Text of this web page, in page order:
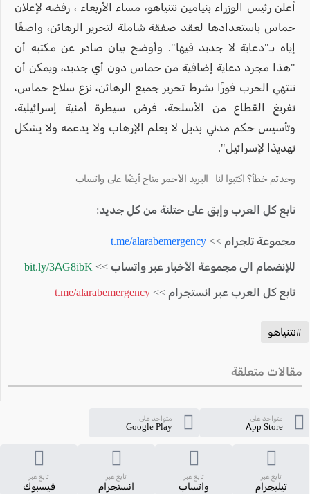
أعلن رئيس الوزراء بنيامين نتنياهو، مساء الأربعاء ، رفضه لإعلان
حماس باستعدادها لعقد صفقة شاملة لتحرير الرهائن، واصفًا
إياه بـ"دعاية لا جديد فيها". وأوضح بيان صادر عن مكتبه أن
"هذا مجرد دعاية إضافية من حماس دون أي جديد، ويمكن أن
تنتهي الحرب فورًا بشرط تحرير جميع الرهائن، نزع سلاح حماس،
تفريغ القطاع من الأسلحة، فرض سيطرة أمنية إسرائيلية،
وتأسيس حكم مدني بديل لا يعلم الإرهاب ولا يدعمه ولا يشكل
تهديدًا لإسرائيل".
وجدتم خطأ؟ اكتبوا لنا | البريد الأحمر متاح أيضًا على واتساب
تابع كل العرب وإبق على حتلنة من كل جديد:
مجموعة تلجرام >> t.me/alarabemergency
للإنضمام الى مجموعة الأخبار عبر واتساب >> bit.ly/3AG8ibK
تابع كل العرب عبر انستجرام >> t.me/alarabemergency
#نتنياهو
مقالات متعلقة
متواجد على
App Store
متواجد على
Google Play
تابع عبر
تيليجرام
تابع عبر
واتساب
تابع عبر
انستجرام
تابع عبر
فيسبوك